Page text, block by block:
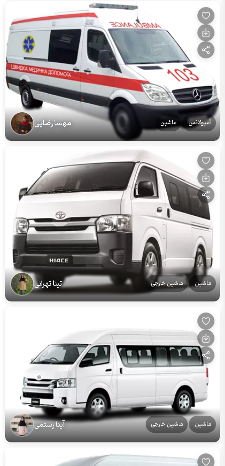
آمبولانس ماشین مهسا رضایی
ماشین ماشین خارجی تینا تهرانی
ماشین ماشین خارجی آیدا رستمی